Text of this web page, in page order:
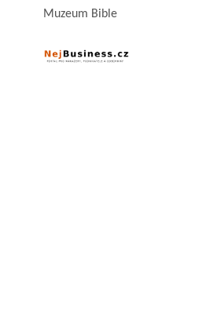
Muzeum Bible